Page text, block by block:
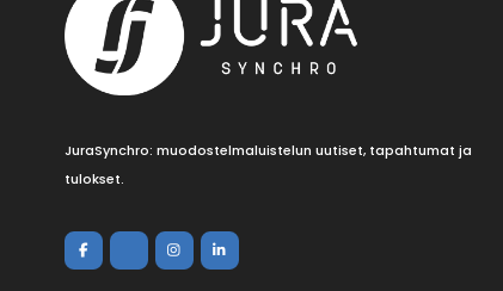
JuraSynchro: muodostelmaluistelun uutiset, tapahtumat ja
tulokset.